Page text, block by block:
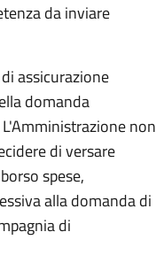
da inviare
assicurazione
domanda
non
di versare
spese,
alla domanda di
di